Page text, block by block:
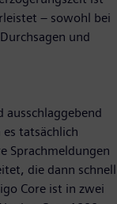
– sowohl bei
und
ausschlaggebend
tatsächlich
Sprachmeldungen
die dann schnell
Core ist in zwei